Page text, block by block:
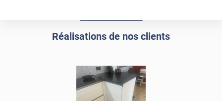
Réalisations de nos clients
Commander à la taille des carreaux et réappliquer un joint
propre par dessus